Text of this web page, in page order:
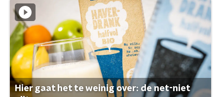
Hier gaat het te weinig over: de net-niet